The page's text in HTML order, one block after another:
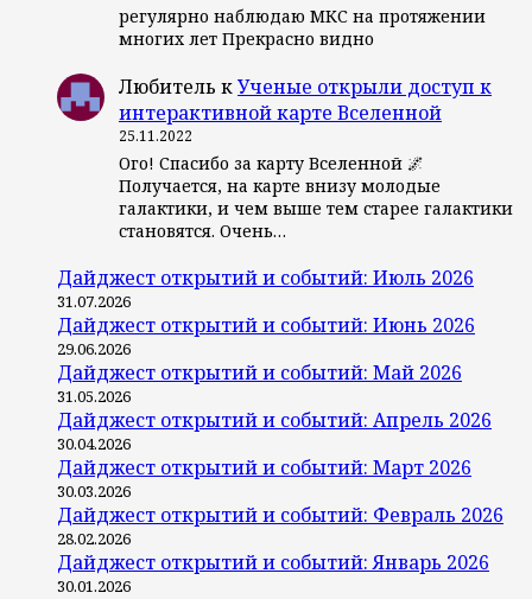
регулярно наблюдаю МКС на протяжении
многих лет Прекрасно видно
Любитель кУченые открыли доступ к
интерактивной карте Вселенной
25.11.2022
Ого! Спасибо за карту Вселенной 🌌
Получается, на карте внизу молодые
галактики, и чем выше тем старее галактики
становятся. Очень…
Дайджест открытий и событий: Июль 2026
31.07.2026
Дайджест открытий и событий: Июнь 2026
29.06.2026
Дайджест открытий и событий: Май 2026
31.05.2026
Дайджест открытий и событий: Апрель 2026
30.04.2026
Дайджест открытий и событий: Март 2026
30.03.2026
Дайджест открытий и событий: Февраль 2026
28.02.2026
Дайджест открытий и событий: Январь 2026
30.01.2026